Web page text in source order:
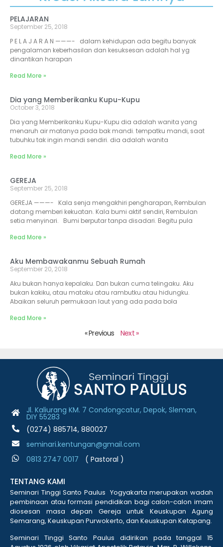
PELAJARAN
September 25, 2018
P E L A J A R A N ———- dalam kehidupan ada begitu banyak
pengalaman keberhasilan dan kesuksesan adalah hal yg
dinantikan harapan
Read More »
Dia yang Memberikanku Kupu-Kupu
October 3, 2018
Dia yang Memberikanku Kupu-Kupu dia adalah wanita yang
menaruh air matanya pada bak mandi. tempatku mandi, saat
tubuhku tak ingin mandi sendiri. dia adalah wanita
Read More »
GEREJA
September 25, 2018
GEREJA ———- Kala senja mengakhiri pengharapan, Rembulan
datang memberi kekuatan. Kala bumi aktif sendiri, Rembulan
setia menyinari. Bumi berputar tanpa disadari. Begitu pula
Read More »
Aku Membawakanmu Sebuah Rumah
September 20, 2018
Aku bukan hanya kepalaku. Dan bukan cuma telingaku. Aku
bukan kakiku, atau mataku atau rambutku atau hidungku.
Abaikan seluruh permukaan laut yang ada pada bola
Read More »
« Previous Next »
Jl. Kaliurang KM. 7 Condongcatur, Depok, Sleman,
DIY 55283
(0274) 885714, 880027
seminari.kentungan@gmail.com
0813 2747 0017 ( Pastoral )
TENTANG KAMI
Seminari Tinggi Santo Paulus Yogyakarta merupakan wadah
pembinaan atau formasi pendidikan bagi calon-calon imam
diosesan masa depan Gereja untuk Keuskupan Agung
Semarang, Keuskupan Purwokerto, dan Keuskupan Ketapang.
Seminari Tinggi Santo Paulus didirikan pada tanggal 15